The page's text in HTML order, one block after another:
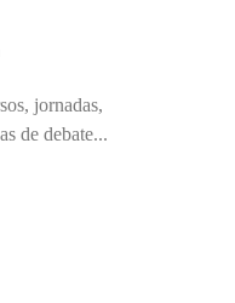
jornadas,
de debate...